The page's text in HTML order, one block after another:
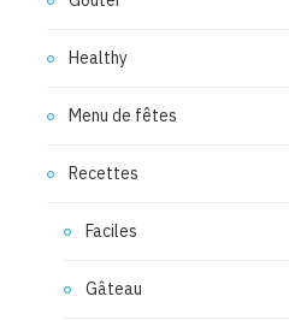
Healthy
Menu de fêtes
Recettes
Faciles
Gâteau